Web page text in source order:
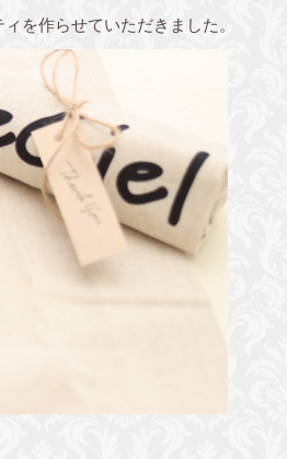
を作らせていただきました。